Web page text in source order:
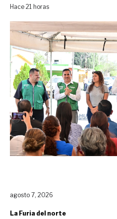
Hace 21 horas
agosto 7, 2026
La Furia del norte